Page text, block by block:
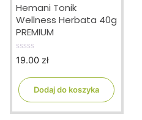
Hemani Tonik
Wellness Herbata 40g
PREMIUM
0
o
5
19.00 zł
Dodaj do koszyka